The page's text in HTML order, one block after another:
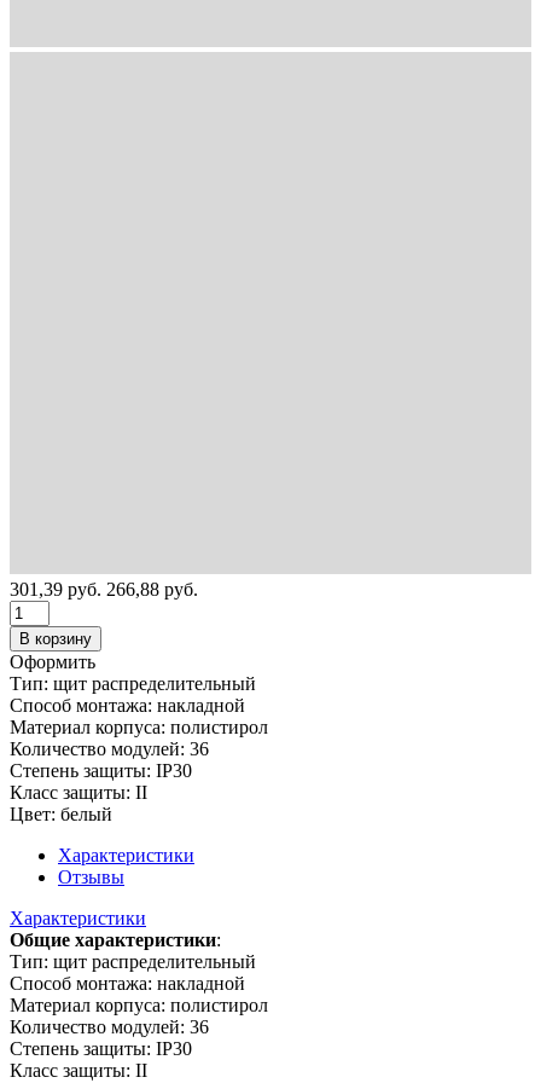
301,39 руб. 266,88 руб.
В корзину
Оформить
Тип: щит распределительный
Способ монтажа: накладной
Материал корпуса: полистирол
Количество модулей: 36
Степень защиты: IP30
Класс защиты: II
Цвет: белый
Характеристики
Отзывы
Характеристики
Общие характеристики:
Тип: щит распределительный
Способ монтажа: накладной
Материал корпуса: полистирол
Количество модулей: 36
Степень защиты: IP30
Класс защиты: II